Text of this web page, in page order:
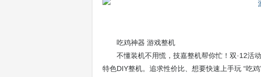
吃鸡神器 游戏整机
不懂装机不用慌，技嘉整机帮你忙！双·12活
特色DIY整机。追求性价比、想要快速上手玩 “吃